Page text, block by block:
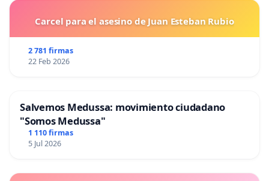
Carcel para el asesino de Juan Esteban Rubio
2 781 firmas
22 Feb 2026
Salvemos Medussa: movimiento ciudadano
"Somos Medussa"
1 110 firmas
5 Jul 2026